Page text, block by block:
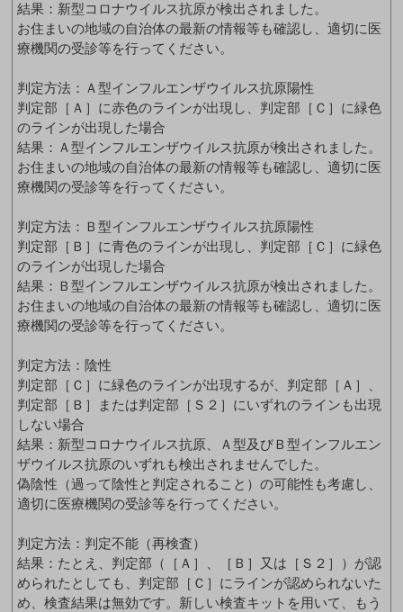
結果：新型コロナウイルス抗原が検出されました。
お住まいの地域の自治体の最新の情報等も確認し、適切に医
療機関の受診等を行ってください。
判定方法：Ａ型インフルエンザウイルス抗原陽性
判定部［Ａ］に赤色のラインが出現し、判定部［Ｃ］に緑色
のラインが出現した場合
結果：Ａ型インフルエンザウイルス抗原が検出されました。
お住まいの地域の自治体の最新の情報等も確認し、適切に医
療機関の受診等を行ってください。
判定方法：Ｂ型インフルエンザウイルス抗原陽性
判定部［Ｂ］に青色のラインが出現し、判定部［Ｃ］に緑色
のラインが出現した場合
結果：Ｂ型インフルエンザウイルス抗原が検出されました。
お住まいの地域の自治体の最新の情報等も確認し、適切に医
療機関の受診等を行ってください。
判定方法：陰性
判定部［Ｃ］に緑色のラインが出現するが、判定部［Ａ］、
判定部［Ｂ］または判定部［Ｓ２］にいずれのラインも出現
しない場合
結果：新型コロナウイルス抗原、Ａ型及びＢ型インフルエン
ザウイルス抗原のいずれも検出されませんでした。
偽陰性（過って陰性と判定されること）の可能性も考慮し、
適切に医療機関の受診等を行ってください。
判定方法：判定不能（再検査）
結果：たとえ、判定部（［Ａ］、［Ｂ］又は［Ｓ２］）が認
められたとしても、判定部［Ｃ］にラインが認められないた
め、検査結果は無効です。新しい検査キットを用いて、もう